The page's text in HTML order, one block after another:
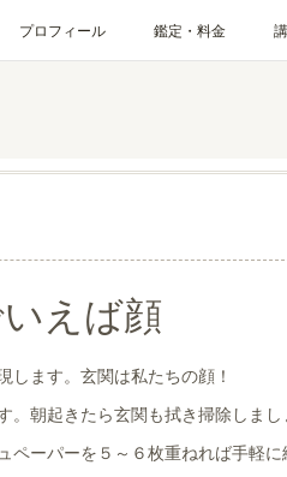
プロフィール 鑑定・料金
えば顔
します。玄関は私たちの顔！
。朝起きたら玄関も拭き掃除しまし
ペーパーを５～６枚重ねれば手軽に